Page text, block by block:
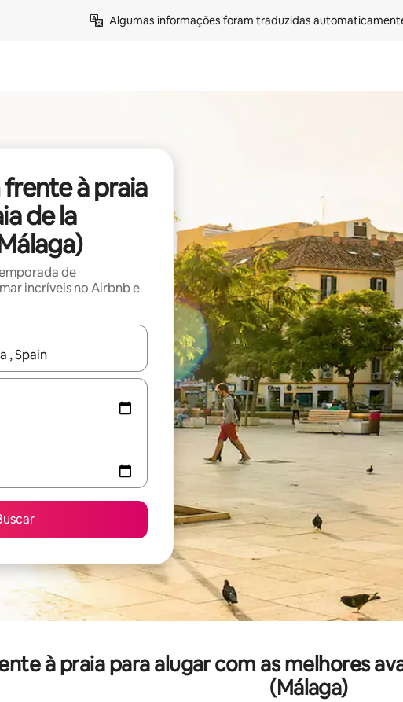
Algumas informações foram traduzidas
à praia
de la
de
incríveis no Airbnb e
disponíveis, explore-os usando as seta para cima e para baixo do
à praia para alugar com as melhores
(Málaga)